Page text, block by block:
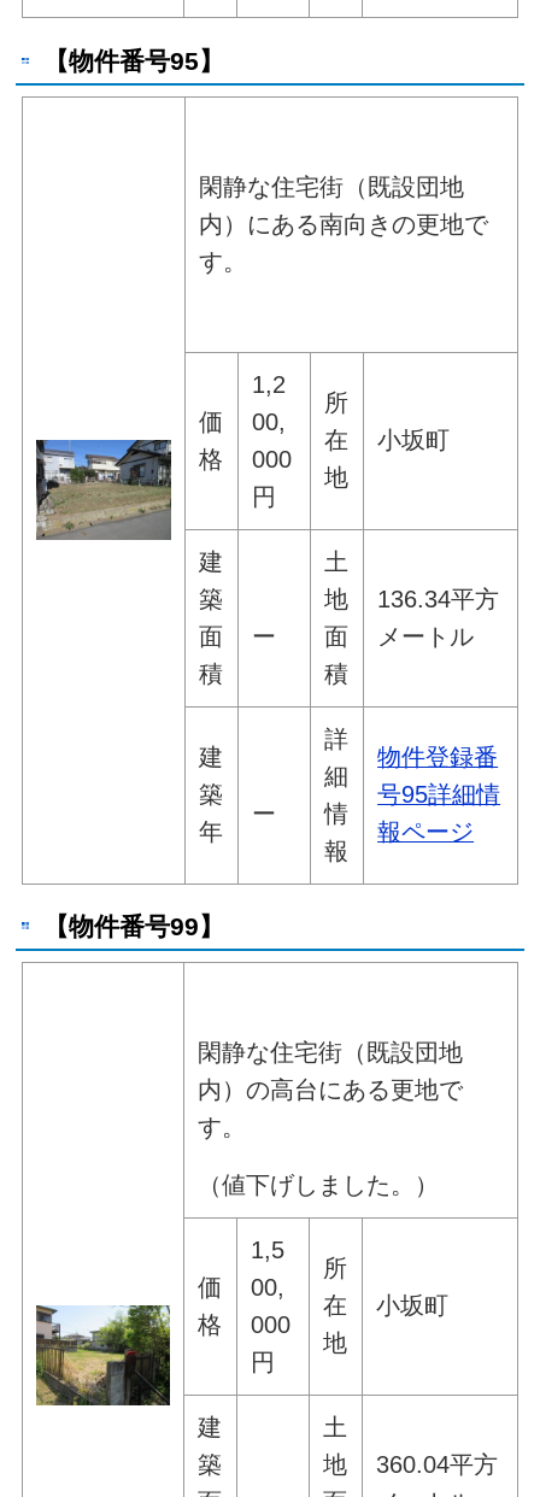
【物件番号95】
閑静な住宅街（既設団地
内）にある南向きの更地で
す。
価
格
1,2
00,
000
円
所
在
地
小坂町
建
築
面
積
ー
土
地
面
積
136.34平方
メートル
建
築
年
ー
詳
細
情
報
物件登録番
号95詳細情
報ページ
【物件番号99】
閑静な住宅街（既設団地
内）の高台にある更地で
す。
（値下げしました。）
価
格
1,5
00,
000
円
所
在
地
小坂町
建
築
土
地
360.04平方